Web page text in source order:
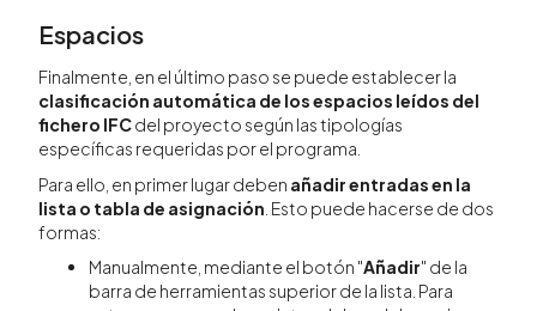
Espacios
Finalmente, en el último paso se puede establecer la
clasificación automática de los espacios leídos del
fichero IFCdel proyecto según las tipologías
específicas requeridas por el programa.
Para ello, en primer lugar deben añadir entradas en la
lista o tabla de asignación . Esto puede hacerse de dos
formas:
Manualmente, mediante el botón "Añadir" de la
barra de herramientas superior de la lista. Para